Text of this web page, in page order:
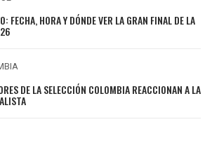
FECHA, HORA Y DÓNDE VER LA GRAN FINAL DE LA
DE LA SELECCIÓN COLOMBIA REACCIONAN A LA